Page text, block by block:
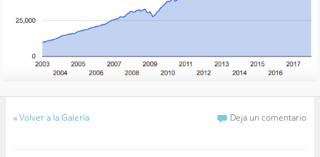
«Volver a la Galería Deja un comentario